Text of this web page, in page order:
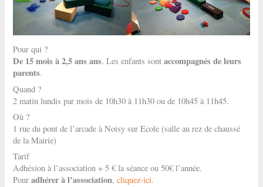
Pour qui ?
De 15 mois à 2,5 ans ans. Les enfants sont accompagnés de leurs
parents.
Quand ?
2 matin lundis par mois de 10h30 à 11h30 ou de 10h45 à 11h45.
Où ?
1 rue du pont de l’arcade à Noisy sur Ecole (salle au rez de chaussé
de la Mairie)
Tarif
Adhésion à l’association + 5 € la séance ou 50€ l’année.
Pouradhérer à l’association,cliquez-ici.